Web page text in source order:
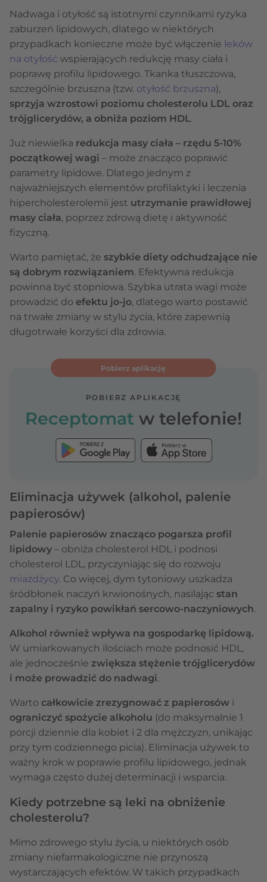
Nadwaga i otyłość są istotnymi czynnikami ryzyka
zaburzeń lipidowych, dlatego w niektórych
przypadkach konieczne może być włączenie leków
na otyłość wspierających redukcję masy ciała i
poprawę profilu lipidowego. Tkanka tłuszczowa,
szczególnie brzuszna (tzw. otyłość brzuszna),
sprzyja wzrostowi poziomu cholesterolu LDL oraz
trójglicerydów, a obniża poziom HDL.
Już niewielka redukcja masy ciała – rzędu 5-10%
początkowej wagi – może znacząco poprawić
parametry lipidowe. Dlatego jednym z
najważniejszych elementów profilaktyki i leczenia
hipercholesterolemii jest utrzymanie prawidłowej
masy ciała, poprzez zdrową dietę i aktywność
fizyczną.
Warto pamiętać, że szybkie diety odchudzające nie
są dobrym rozwiązaniem. Efektywna redukcja
powinna być stopniowa. Szybka utrata wagi może
prowadzić do efektu jo-jo, dlatego warto postawić
na trwałe zmiany w stylu życia, które zapewnią
długotrwałe korzyści dla zdrowia.
Pobierz aplikację
POBIERZ APLIKACJĘ
Receptomat w telefonie!
Eliminacja używek (alkohol, palenie
papierosów)
Palenie papierosów znacząco pogarsza profil
lipidowy – obniża cholesterol HDL i podnosi
cholesterol LDL, przyczyniając się do rozwoju
miażdżycy. Co więcej, dym tytoniowy uszkadza
śródbłonek naczyń krwionośnych, nasilając stan
zapalny i ryzyko powikłań sercowo-naczyniowych.
Alkohol również wpływa na gospodarkę lipidową.
W umiarkowanych ilościach może podnosić HDL,
ale jednocześnie zwiększa stężenie trójglicerydów
i może prowadzić do nadwagi.
Warto całkowicie zrezygnować z papierosów i
ograniczyć spożycie alkoholu (do maksymalnie 1
porcji dziennie dla kobiet i 2 dla mężczyzn, unikając
przy tym codziennego picia). Eliminacja używek to
ważny krok w poprawie profilu lipidowego, jednak
wymaga często dużej determinacji i wsparcia.
Kiedy potrzebne są leki na obniżenie
cholesterolu?
Mimo zdrowego stylu życia, u niektórych osób
zmiany niefarmakologiczne nie przynoszą
wystarczających efektów. W takich przypadkach